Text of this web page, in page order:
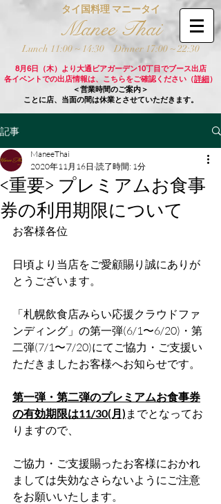
タイ国料理 マニータイ
Manee Thai
Lunch 11:00 ~ 14:30 Dinner 17:00 ~ 22:30
8月6日（木）より大通ビアガーデン10丁目でブース出店
各イベントでの出店情報は、こちらをご確認ください（詳細）
＜営業時間のご案内＞
ことに店、当面の間は休業とさせていただきます。
記事
<重要> プレミアムお食事
券の利用期限について
ManeeThai
2020年11月16日 読了時間: 1分
お客様各位
日頃より当店をご愛顧賜り誠にありが
とうございます。
「札幌飲食店みらい応援クラウドファ
ンディング」の第一弾(6/1〜6/20)・第
二弾(7/1〜7/20)にてご協力・ご支援い
ただきましたお客様へお知らせです。
第一弾・第二弾のプレミアムお食事券
の有効期限は11/30(月) までとなってお
りますので、
ご協力・ご支援賜ったお客様におかれ
ましては失効なさらないようにご注意
をお願いいたします。